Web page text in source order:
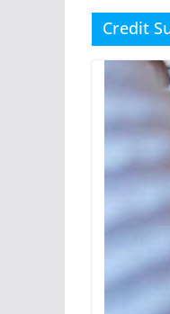
Credit